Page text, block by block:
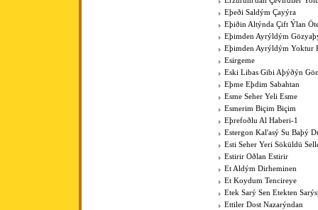
Eþeði Saldým Çayýra
Eþiðin Altýnda Çift Ýlan
Eþimden Ayrýldým
Eþimden Ayrýldým Yoktur
Esirgeme
Eski Libas Gibi Aþýðýn
Eþme Eþdim Sabahtan
Esme Seher Yeli Esme
Esmerim Biçim Biçim
Eþrefoðlu Al Haberi-1
Estergon Kal'asý Su Baþý
Esti Seher Yeri Söküldü
Estirir Oðlan Estirir
Et Aldým Dirheminen
Et Koydum Tencireye
Etek Sarý Sen Etekten
Ettiler Dost Nazarýndan